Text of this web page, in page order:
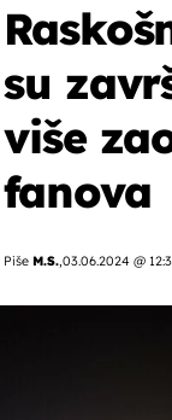
su
više
fanova
Piše M.S.,03.06.2024 @